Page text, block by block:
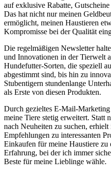
auf exklusive Rabatte,
Das hat nicht nur meinen
ermöglicht, meinen‌ Haustieren
Kompromisse bei der Qualität​
Die regelmäßigen Newsletter
und Innovationen in der Tierwelt
Hundefutter-Sorten,‍ die speziell
abgestimmt sind,⁤ bis hin zu
Stubentigern stundenlange⁣
als Erste von diesen Produkten.
Durch gezieltes E-Mail-
meine Tiere stetig erweitert. Statt
nach Neuheiten zu⁣ suchen,
Empfehlungen zu interessanten⁢
Einkaufen für meine Haustiere ⁣zu
Erfahrung, bei der ich immer‍
Beste für meine Lieblinge wähle.